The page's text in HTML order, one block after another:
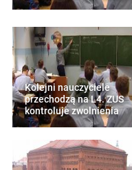
Kolejni nauczyciele
przechodzą na L4. ZUS
kontroluje zwolnienia